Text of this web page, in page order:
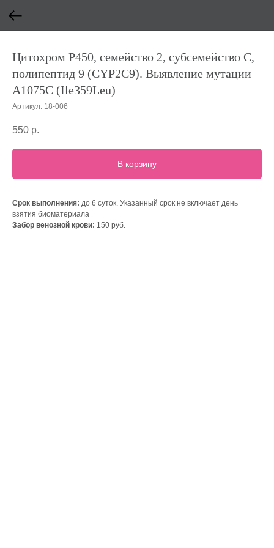
Цитохром P450, семейство 2, субсемейство C,
полипептид 9 (CYP2C9). Выявление мутации
A1075C (Ile359Leu)
Артикул: 18-006
550 р.
В корзину
Срок выполнения: до 6 суток. Указанный срок не включает день
взятия биоматериала
Забор венозной крови: 150 руб.